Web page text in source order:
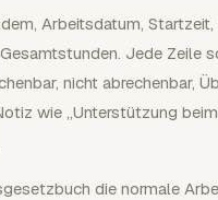
Arbeitsdatum, Startzeit,
Jede Zeile
nicht abrechenbar,
wie „Unterstützung
die normale